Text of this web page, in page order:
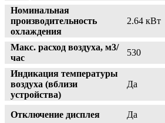
Номинальная
производительность
охлаждения
2.64 кВт
Макс. расход воздуха, м3/
час
530
Индикация температуры
воздуха (вблизи
устройства)
Да
Отключение дисплея Да